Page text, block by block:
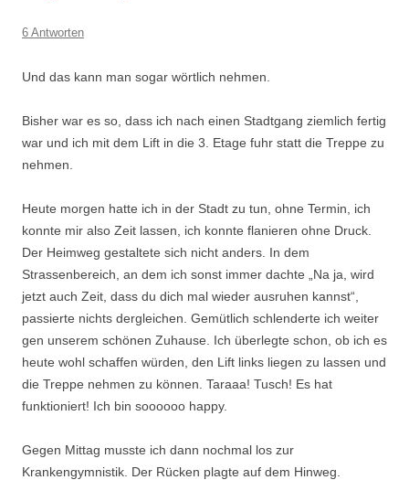
6 Antworten
Und das kann man sogar wörtlich nehmen.
Bisher war es so, dass ich nach einen Stadtgang ziemlich fertig
war und ich mit dem Lift in die 3. Etage fuhr statt die Treppe zu
nehmen.
Heute morgen hatte ich in der Stadt zu tun, ohne Termin, ich
konnte mir also Zeit lassen, ich konnte flanieren ohne Druck.
Der Heimweg gestaltete sich nicht anders. In dem
Strassenbereich, an dem ich sonst immer dachte „Na ja, wird
jetzt auch Zeit, dass du dich mal wieder ausruhen kannst“,
passierte nichts dergleichen. Gemütlich schlenderte ich weiter
gen unserem schönen Zuhause. Ich überlegte schon, ob ich es
heute wohl schaffen würden, den Lift links liegen zu lassen und
die Treppe nehmen zu können. Taraaa! Tusch! Es hat
funktioniert! Ich bin soooooo happy.
Gegen Mittag musste ich dann nochmal los zur
Krankengymnistik. Der Rücken plagte auf dem Hinweg.